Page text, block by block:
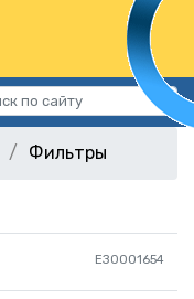
запчастей
Фильтры
EЗ0001654